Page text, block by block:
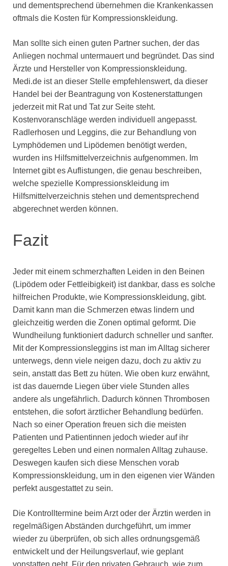
und dementsprechend übernehmen die Krankenkassen
oftmals die Kosten für Kompressionskleidung.
Man sollte sich einen guten Partner suchen, der das
Anliegen nochmal untermauert und begründet. Das sind
Ärzte und Hersteller von Kompressionskleidung.
Medi.de ist an dieser Stelle empfehlenswert, da dieser
Handel bei der Beantragung von Kostenerstattungen
jederzeit mit Rat und Tat zur Seite steht.
Kostenvoranschläge werden individuell angepasst.
Radlerhosen und Leggins, die zur Behandlung von
Lymphödemen und Lipödemen benötigt werden,
wurden ins Hilfsmittelverzeichnis aufgenommen. Im
Internet gibt es Auflistungen, die genau beschreiben,
welche spezielle Kompressionskleidung im
Hilfsmittelverzeichnis stehen und dementsprechend
abgerechnet werden können.
Fazit
Jeder mit einem schmerzhaften Leiden in den Beinen
(Lipödem oder Fettleibigkeit) ist dankbar, dass es solche
hilfreichen Produkte, wie Kompressionskleidung, gibt.
Damit kann man die Schmerzen etwas lindern und
gleichzeitig werden die Zonen optimal geformt. Die
Wundheilung funktioniert dadurch schneller und sanfter.
Mit der Kompressionsleggins ist man im Alltag sicherer
unterwegs, denn viele neigen dazu, doch zu aktiv zu
sein, anstatt das Bett zu hüten. Wie oben kurz erwähnt,
ist das dauernde Liegen über viele Stunden alles
andere als ungefährlich. Dadurch können Thrombosen
entstehen, die sofort ärztlicher Behandlung bedürfen.
Nach so einer Operation freuen sich die meisten
Patienten und Patientinnen jedoch wieder auf ihr
geregeltes Leben und einen normalen Alltag zuhause.
Deswegen kaufen sich diese Menschen vorab
Kompressionskleidung, um in den eigenen vier Wänden
perfekt ausgestattet zu sein.
Die Kontrolltermine beim Arzt oder der Ärztin werden in
regelmäßigen Abständen durchgeführt, um immer
wieder zu überprüfen, ob sich alles ordnungsgemäß
entwickelt und der Heilungsverlauf, wie geplant